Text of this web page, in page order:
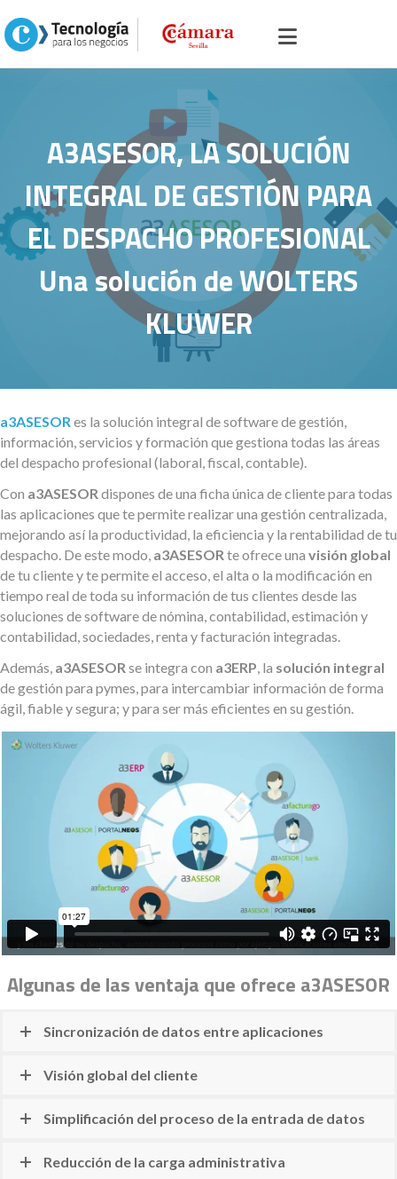
> Portal servicios, comercio y otros
LA SOLUCIÓN INTEGRAL DE GESTIÓN PARA EL DESPACHO
A3ASESOR, LA SOLUCIÓN
INTEGRAL DE GESTIÓN PARA
EL DESPACHO PROFESIONAL
Una solución de WOLTERS
KLUWER
a3ASESORes la solución integral de software de gestión,
información, servicios y formación que gestiona todas las áreas
del despacho profesional (laboral, fiscal, contable).
Con a3ASESOR dispones de una ficha única de cliente para todas
las aplicaciones que te permite realizar una gestión centralizada,
mejorando así la productividad, la eficiencia y la rentabilidad de tu
despacho. De este modo, a3ASESOR te ofrece una visión global
de tu cliente y te permite el acceso, el alta o la modificación en
tiempo real de toda su información de tus clientes desde las
soluciones de software de nómina, contabilidad, estimación y
contabilidad, sociedades, renta y facturación integradas.
Además, a3ASESOR se integra con a3ERP, la solución integral
de gestión para pymes, para intercambiar información de forma
ágil, fiable y segura; y para ser más eficientes en su gestión.
Algunas de las ventaja que ofrece a3ASESOR
Sincronización de datos entre aplicaciones
Visión global del cliente
Simplificación del proceso de la entrada de datos
Reducción de la carga administrativa